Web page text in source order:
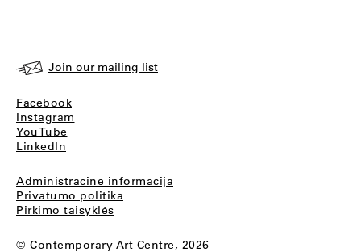
Join our mailing list
Facebook
Instagram
YouTube
LinkedIn
Administracinė informacija
Privatumo politika
Pirkimo taisyklės
© Contemporary Art Centre, 2026